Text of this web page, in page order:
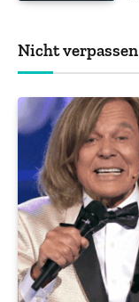
Nicht verpassen